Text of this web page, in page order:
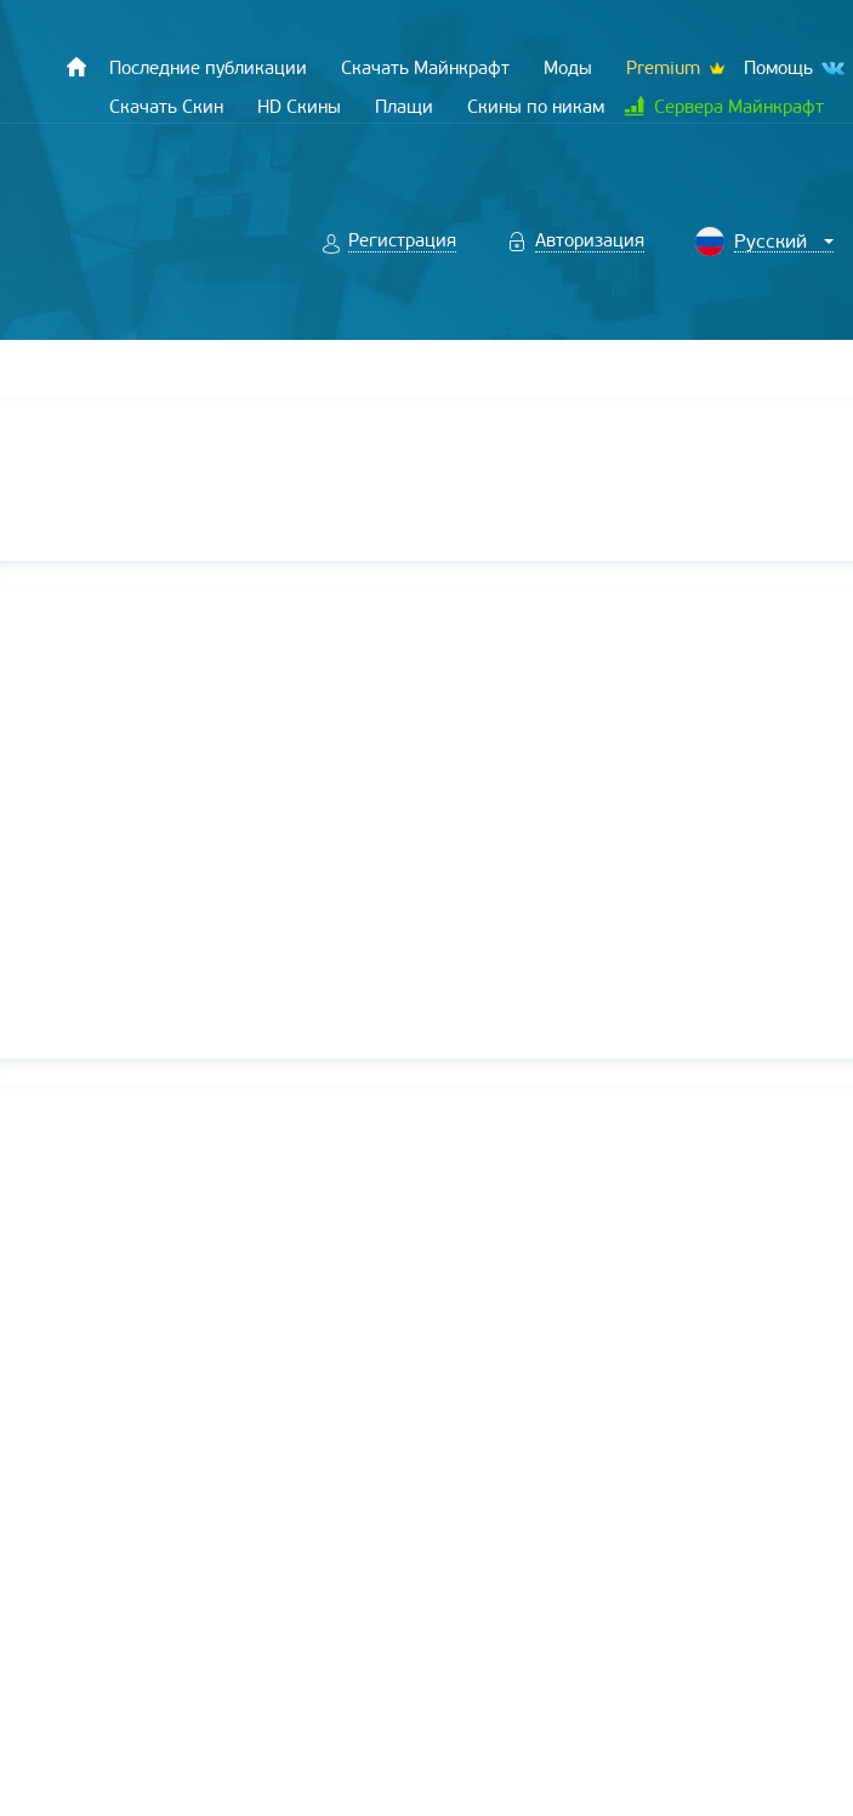
Последние публикации Скачать Майнкрафт Моды Premium
Помощь
Скачать Скин
HD Скины Плащи Скины по никам Сервера Майнкрафт
Регистрация Авторизация